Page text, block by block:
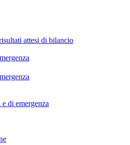
attesi di bilancio
di emergenza